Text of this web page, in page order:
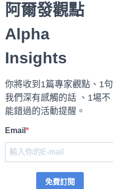
阿爾發觀點
Alpha
Insights
你將收到1篇專家觀點、1句
我們深有感觸的話 、1場不
能錯過的活動提醒。
Email
免費訂閱